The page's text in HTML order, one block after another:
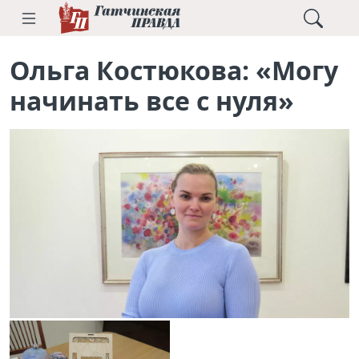
Ольга Костюкова: «Могу
начинать все с нуля»